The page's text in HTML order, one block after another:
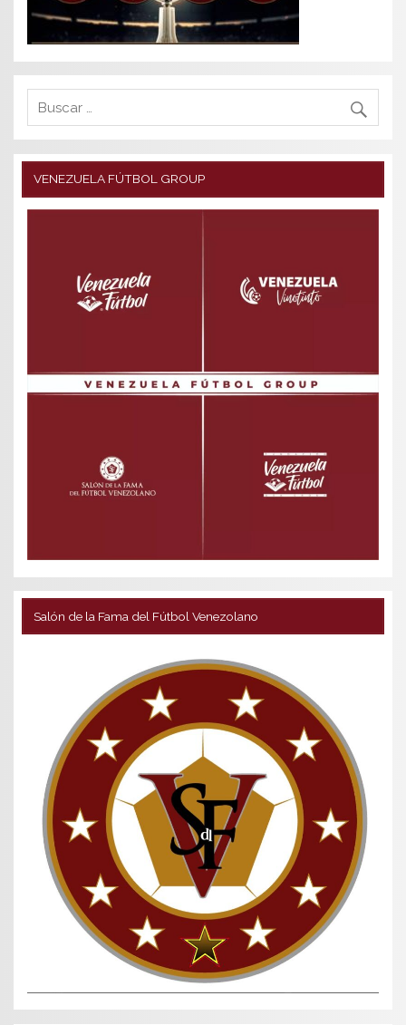
VENEZUELA FÚTBOL GROUP
Salón de la Fama del Fútbol Venezolano